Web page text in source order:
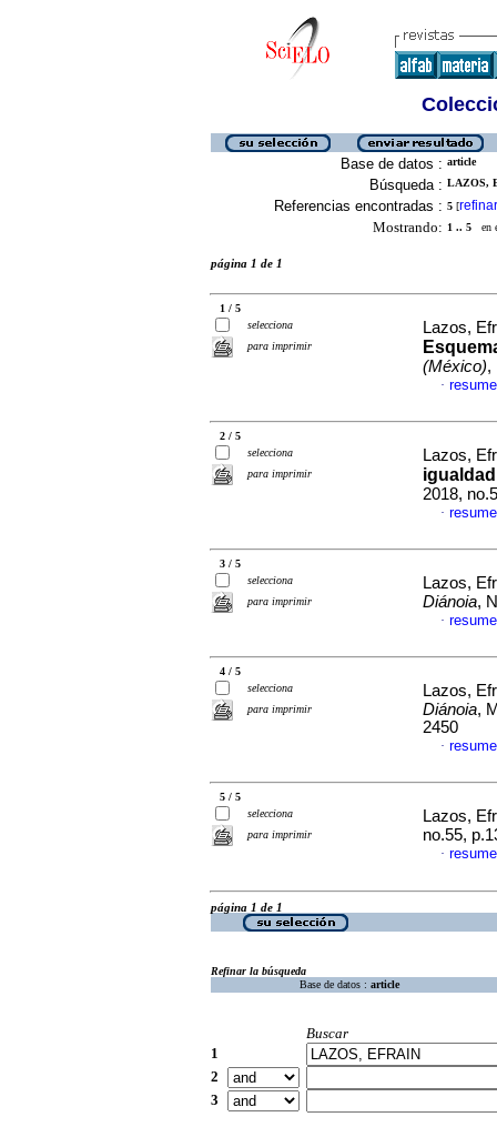
Base de datos : article
Búsqueda : LAZOS,
Referencias encontradas : 5 [refinar
Mostrando: 1 .. 5 en
página 1 de 1
1 / 5
selecciona
para imprimir
Lazos,
(México),
·
2 / 5
selecciona
para imprimir
Lazos,
2018,
·
3 / 5
selecciona
para imprimir
Lazos,
Diánoia,
·
4 / 5
selecciona
para imprimir
Lazos,
Diánoia,
2450
·
5 / 5
selecciona
para imprimir
Lazos,
no.55,
·
página 1 de 1
Refinar la búsqueda
Base de datos : article
Buscar
1
2
3